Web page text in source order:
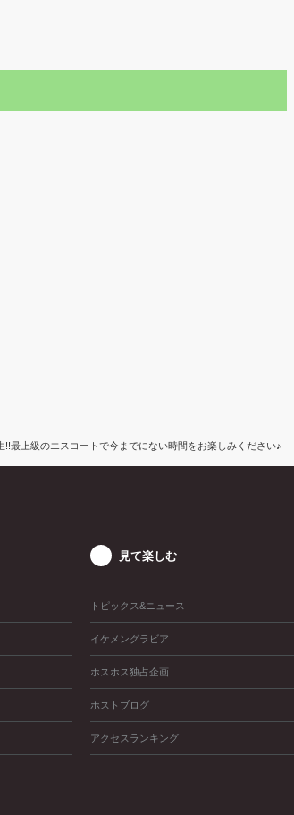
最上級のエスコートで今までにない時間をお楽しみください♪
見て楽しむ
トピックス&ニュース
イケメングラビア
ホスホス独占企画
ホストブログ
アクセスランキング